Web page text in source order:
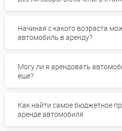
Начиная с какого возраста
автомобиль в аренду?
Могу ли я арендовать
еще?
Как найти самое бюджетное
аренде автомобиля